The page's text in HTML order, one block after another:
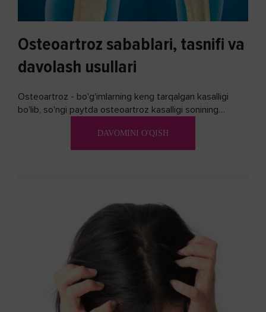
Osteoartroz sabablari, tasnifi va
davolash usullari
Osteoartroz - bo'g'imlarning keng tarqalgan kasalligi
bo'lib, so'ngi paytda osteoartroz kasalligi sonining
DAVOMINI O'QISH